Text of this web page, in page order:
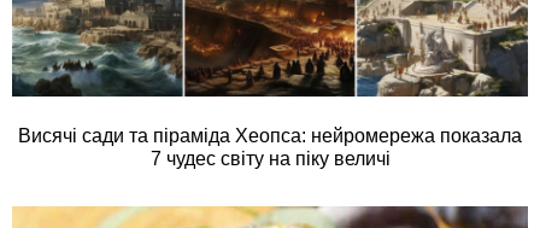
Висячі сади та піраміда Хеопса: нейромережа показала
7 чудес світу на піку величі